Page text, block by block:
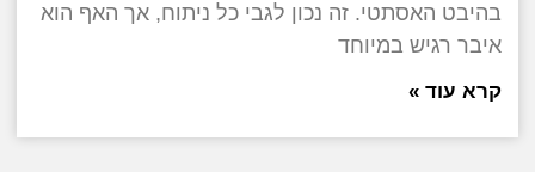
בהיבט האסתטי. זה נכון לגבי כל ניתוח, אך האף הוא
איבר רגיש במיוחד
קרא עוד »